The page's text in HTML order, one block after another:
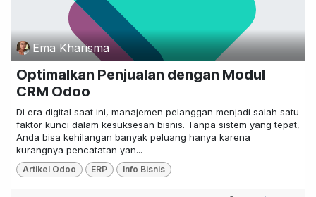
Ema Kharisma
Optimalkan Penjualan dengan Modul
CRM Odoo
Di era digital saat ini, manajemen pelanggan menjadi salah satu
faktor kunci dalam kesuksesan bisnis. Tanpa sistem yang tepat,
Anda bisa kehilangan banyak peluang hanya karena
kurangnya pencatatan yan...
Artikel Odoo ERP Info Bisnis